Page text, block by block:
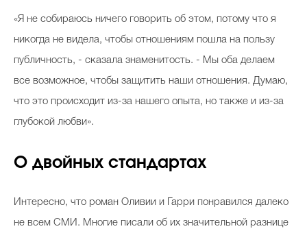
«Я не собираюсь ничего говорить об этом, потому что я
никогда не видела, чтобы отношениям пошла на пользу
публичность, - сказала знаменитость. - Мы оба делаем
все возможное, чтобы защитить наши отношения. Думаю,
что это происходит из-за нашего опыта, но также и из-за
глубокой любви».
О двойных стандартах
Интересно, что роман Оливии и Гарри понравился далеко
не всем СМИ. Многие писали об их значительной разнице